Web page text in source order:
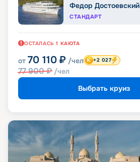
Федор Достоевский
СТАНДАРТ
ОСТАЛАСЬ 1 КАЮТА
от 70 110 ₽ /чел
77 900₽ /чел
+2 027
Выбрать круиз